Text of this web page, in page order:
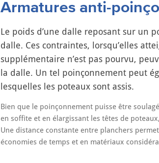
Armatures anti-
Le poids d’une dalle reposant sur un
dalle. Ces contraintes, lorsqu’elles
supplémentaire n’est pas pourvu,
la dalle. Un tel poinçonnement peut
lesquelles les poteaux sont assis.
Bien que le poinçonnement puisse être
en soffite et en élargissant les têtes de
Une distance constante entre planchers
économies de temps et en matériaux